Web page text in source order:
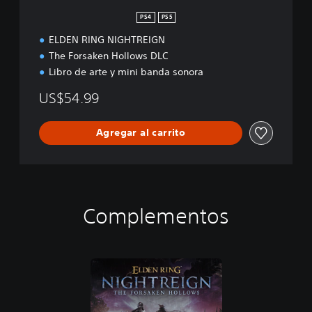
PS4 PS5
ELDEN RING NIGHTREIGN
The Forsaken Hollows DLC
Libro de arte y mini banda sonora
US$54.99
Agregar al carrito
Complementos